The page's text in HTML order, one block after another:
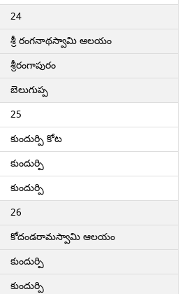
24
శ్రీ రంగనాథస్వామి ఆలయం
శ్రీరంగాపురం
బెలుగుప్ప
25
కుందుర్పి కోట
కుందుర్పి
కుందుర్పి
26
కోదండరామస్వామి ఆలయం
కుందుర్పి
కుందుర్పి